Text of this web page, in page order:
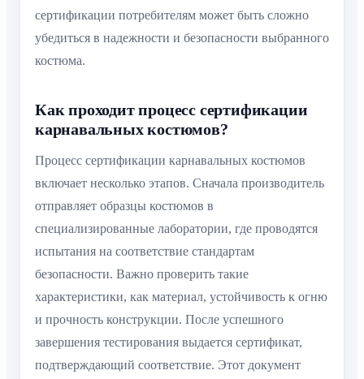
сертификации потребителям может быть сложно
убедиться в надежности и безопасности выбранного
костюма.
Как проходит процесс сертификации
карнавальных костюмов?
Процесс сертификации карнавальных костюмов
включает несколько этапов. Сначала производитель
отправляет образцы костюмов в
специализированные лаборатории, где проводятся
испытания на соответствие стандартам
безопасности. Важно проверить такие
характеристики, как материал, устойчивость к огню
и прочность конструкции. После успешного
завершения тестирования выдается сертификат,
подтверждающий соответствие. Этот документ